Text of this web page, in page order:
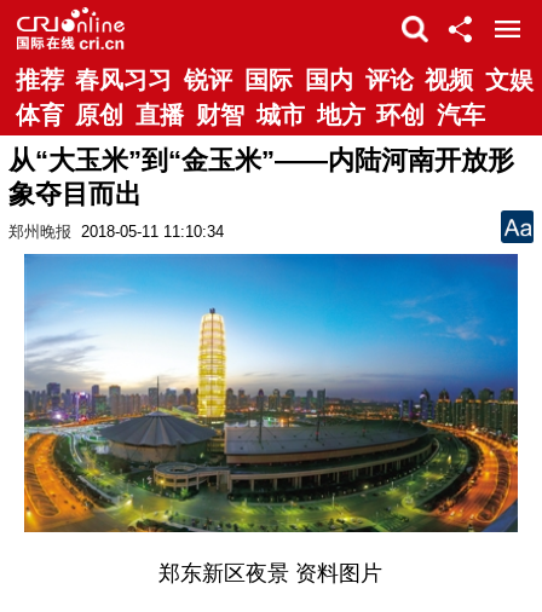
推荐 春风习习 锐评 国际 国内 评论 视频 文娱
体育 原创 直播 财智 城市 地方 环创 汽车
从“大玉米”到“金玉米”——内陆河南开放形
象夺目而出
郑州晚报 2018-05-11 11:10:34
郑东新区夜景 资料图片